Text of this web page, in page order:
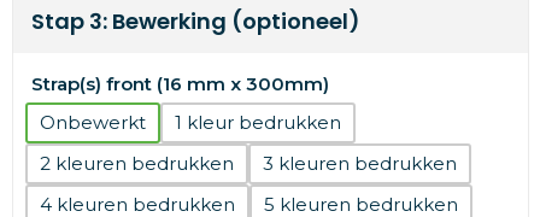
Stap 3: Bewerking (optioneel)
Strap(s) front (16 mm x 300mm)
Onbewerkt
1
2
3
4
5